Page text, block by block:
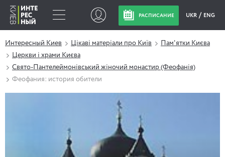
РАСПИСАНИЕ UKR ENG
Интересный Киев Цікаві матеріали про Київ
Пам'ятки Києва
Церкви і храми Києва
Свято-Пантелеймонівський жіночий монастир (Феофанія)
Феофания: история обители